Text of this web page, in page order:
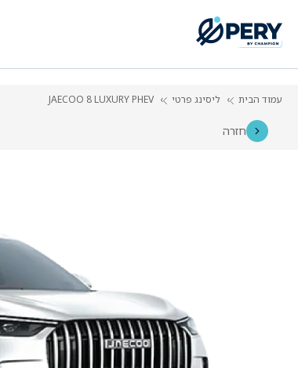
עמוד הבית ליסינג פרטי JAECOO 8 LUXURY PHEV
חזרה